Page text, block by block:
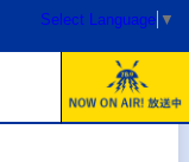
Select Language ▼